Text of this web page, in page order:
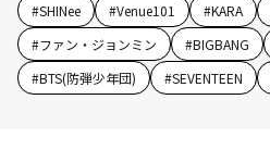
#SHINee #Venue101 #KARA
#ファン・ジョンミン #BIGBANG
#BTS(防弾少年団) #SEVENTEEN